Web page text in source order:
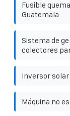
Fusible
Guatemala
Sistema de
colectores
Inversor solar
Máquina no